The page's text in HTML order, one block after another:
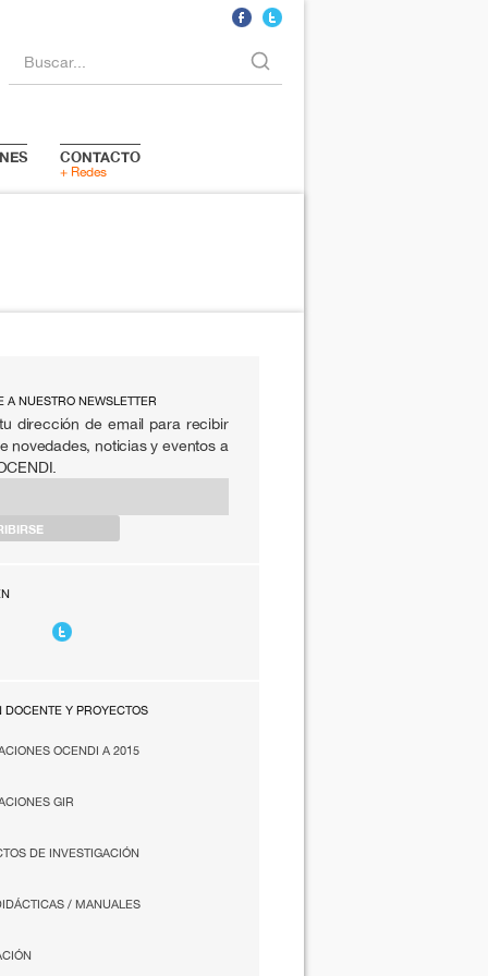
Buscar...
CONTACTO
+ Redes
A NUESTRO NEWSLETTER
dirección de email para recibir
novedades, noticias y eventos a
DOCENTE Y PROYECTOS
OCENDI A 2015
GIR
DE INVESTIGACIÓN
/ MANUALES